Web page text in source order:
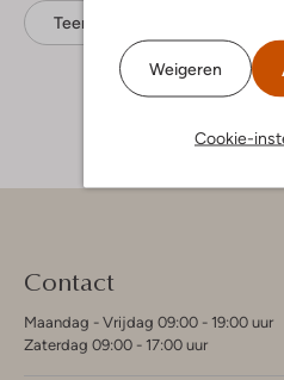
Weigeren
Cookie-
Teenslippers
Contact
Maandag - Vrijdag 09:00 - 19:00 uur
Zaterdag 09:00 - 17:00 uur